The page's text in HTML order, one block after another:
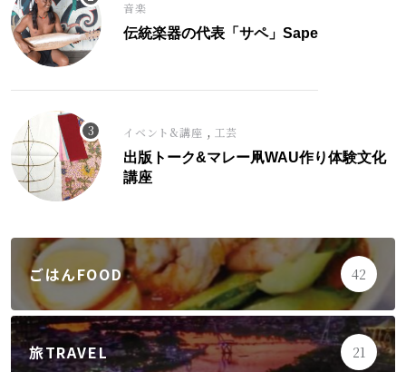
音楽
伝統楽器の代表「サペ」Sape
イベント&講座 , 工芸
出版トーク&マレー凧WAU作り体験文化
講座
ごはんFOOD 42
旅TRAVEL 21